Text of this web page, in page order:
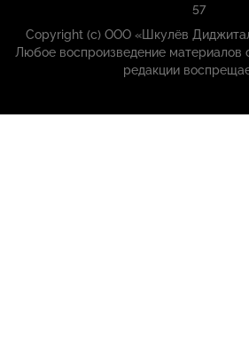
57
Copyright (с) ООО «Шкулёв
Любое воспроизведение материалов
редакции